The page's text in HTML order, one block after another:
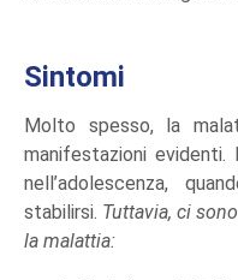
Sintomi
Molto spesso, la
manifestazioni evidenti.
nell’adolescenza,
stabilirsi. Tuttavia, ci
la malattia: